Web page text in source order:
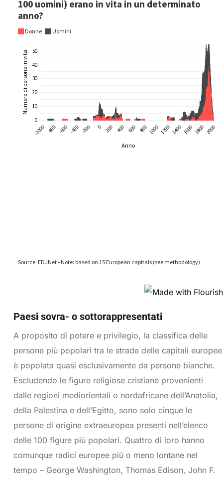
Paesi sovra- o sottorappresentati
A proposito di potere e privilegio, la classifica delle
persone più popolari tra le strade delle capitali europee
è popolata quasi esclusivamente da persone bianche.
Escludendo le figure religiose cristiane provenienti
dalle regioni mediorientali o nordafricane dell’Anatolia,
della Palestina e dell’Egitto, sono solo cinque le
persone di origine extraeuropea presenti nell’elenco
delle 100 figure più popolari. Quattro di loro hanno
comunque radici europee più o meno lontane nel
tempo – George Washington, Thomas Edison, John F.